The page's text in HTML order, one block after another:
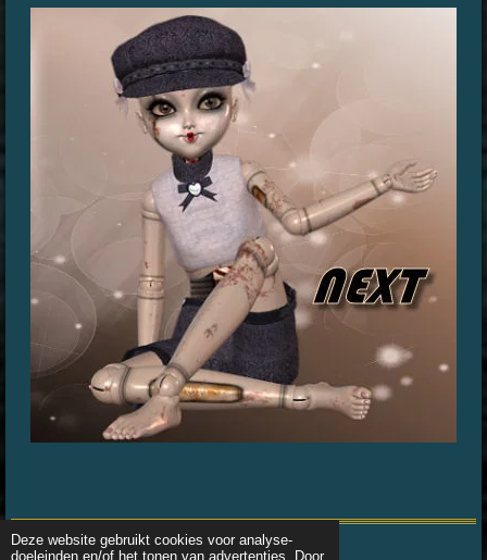
Deze website gebruikt cookies voor analyse-
doeleinden en/of het tonen van advertenties. Door